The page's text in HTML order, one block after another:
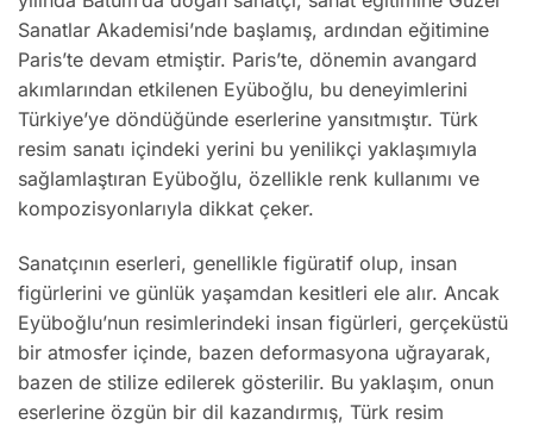
Sanatlar Akademisi’nde başlamış, ardından eğitimine
Paris’te devam etmiştir. Paris’te, dönemin avangard
akımlarından etkilenen Eyüboğlu, bu deneyimlerini
Türkiye’ye döndüğünde eserlerine yansıtmıştır. Türk
resim sanatı içindeki yerini bu yenilikçi yaklaşımıyla
sağlamlaştıran Eyüboğlu, özellikle renk kullanımı ve
kompozisyonlarıyla dikkat çeker.
Sanatçının eserleri, genellikle figüratif olup, insan
figürlerini ve günlük yaşamdan kesitleri ele alır. Ancak
Eyüboğlu’nun resimlerindeki insan figürleri, gerçeküstü
bir atmosfer içinde, bazen deformasyona uğrayarak,
bazen de stilize edilerek gösterilir. Bu yaklaşım, onun
eserlerine özgün bir dil kazandırmış, Türk resim